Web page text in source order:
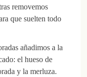
removemos
que suelten todo
añadimos a la
el hueso de
y la merluza.